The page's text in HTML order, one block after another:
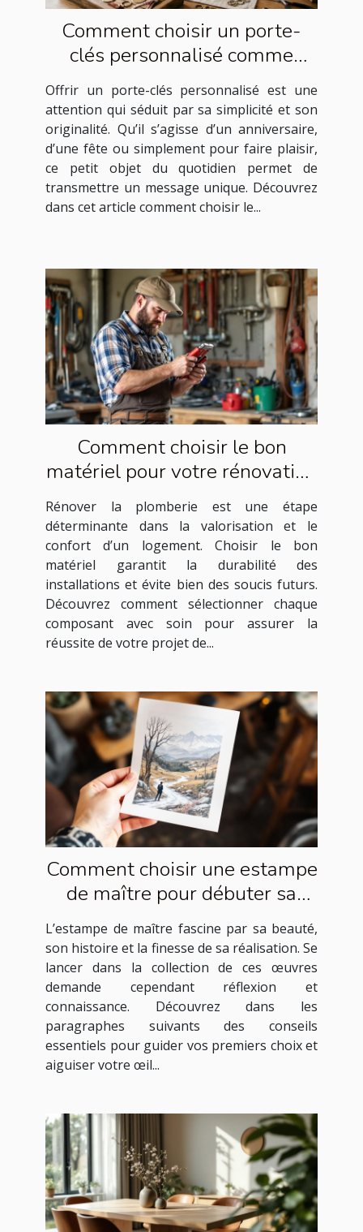
Comment choisir un porte-
clés personnalisé comme
cadeau idéal ?
Offrir un porte-clés personnalisé est une
attention qui séduit par sa simplicité et son
originalité. Qu’il s’agisse d’un anniversaire,
d’une fête ou simplement pour faire plaisir,
ce petit objet du quotidien permet de
transmettre un message unique. Découvrez
dans cet article comment choisir le...
Comment choisir le bon
matériel pour votre rénovation
de plomberie ?
Rénover la plomberie est une étape
déterminante dans la valorisation et le
confort d’un logement. Choisir le bon
matériel garantit la durabilité des
installations et évite bien des soucis futurs.
Découvrez comment sélectionner chaque
composant avec soin pour assurer la
réussite de votre projet de...
Comment choisir une estampe
de maître pour débuter sa
collection ?
L’estampe de maître fascine par sa beauté,
son histoire et la finesse de sa réalisation. Se
lancer dans la collection de ces œuvres
demande cependant réflexion et
connaissance. Découvrez dans les
paragraphes suivants des conseils
essentiels pour guider vos premiers choix et
aiguiser votre œil...